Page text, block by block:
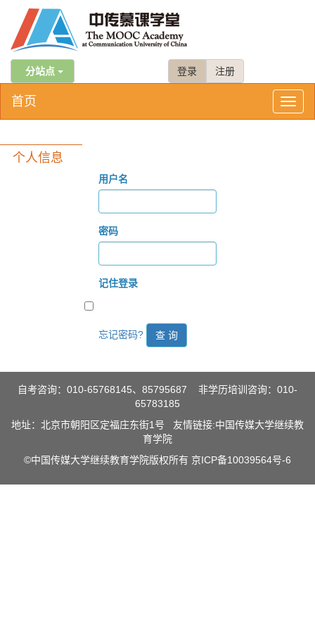
分站点 登录 注册
首页
个人信息
用户名
密码
记住登录
忘记密码?
自考咨询：010-65768145、85795687 非学历培训咨询：010-
65783185
地址：北京市朝阳区定福庄东街1号 友情链接:中国传媒大学继续教
育学院
©中国传媒大学继续教育学院版权所有 京ICP备10039564号-6